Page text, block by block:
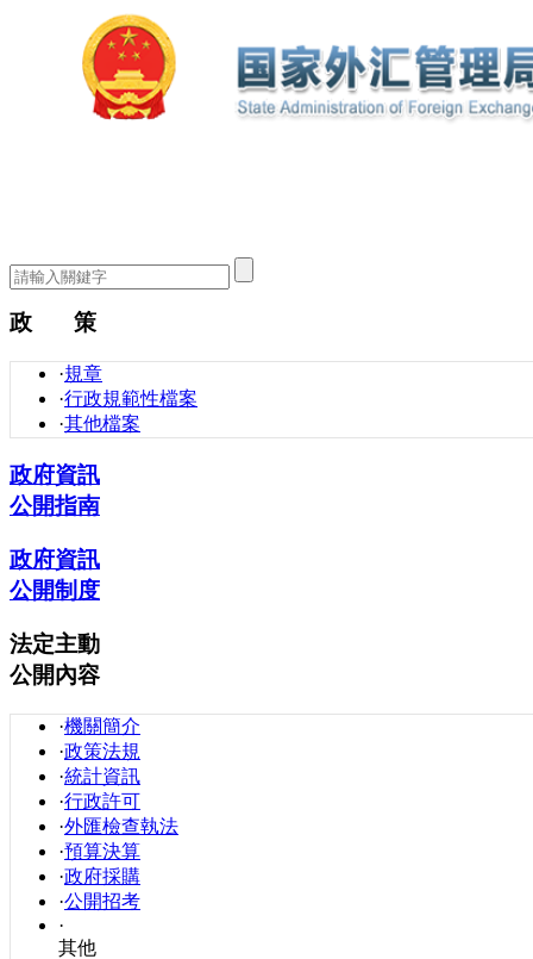
政 策
·規章
·行政規範性檔案
·其他檔案
政府資訊
公開指南
政府資訊
公開制度
法定主動
公開內容
·機關簡介
·政策法規
·統計資訊
·行政許可
·外匯檢查執法
·預算決算
·政府採購
·公開招考
·
其他